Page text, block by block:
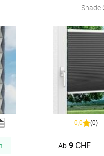
Raumakustik-
Shade
0,0 (0)
Ab 9CHF